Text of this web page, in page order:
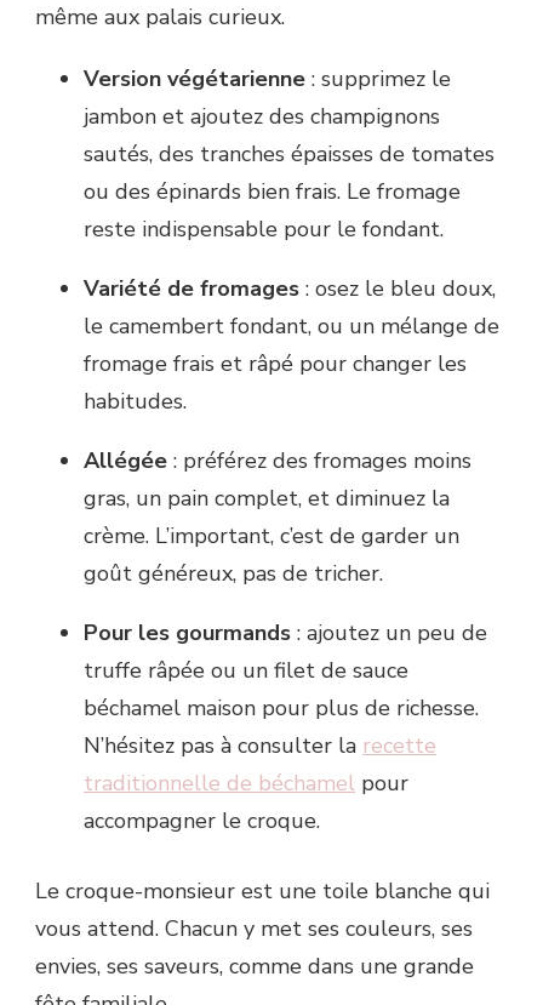
même aux palais curieux.
Version végétarienne : supprimez le
jambon et ajoutez des champignons
sautés, des tranches épaisses de tomates
ou des épinards bien frais. Le fromage
reste indispensable pour le fondant.
Variété de fromages : osez le bleu doux,
le camembert fondant, ou un mélange de
fromage frais et râpé pour changer les
habitudes.
Allégée : préférez des fromages moins
gras, un pain complet, et diminuez la
crème. L’important, c’est de garder un
goût généreux, pas de tricher.
Pour les gourmands : ajoutez un peu de
truffe râpée ou un filet de sauce
béchamel maison pour plus de richesse.
N’hésitez pas à consulter la recette
traditionnelle de béchamel pour
accompagner le croque.
Le croque-monsieur est une toile blanche qui
vous attend. Chacun y met ses couleurs, ses
envies, ses saveurs, comme dans une grande